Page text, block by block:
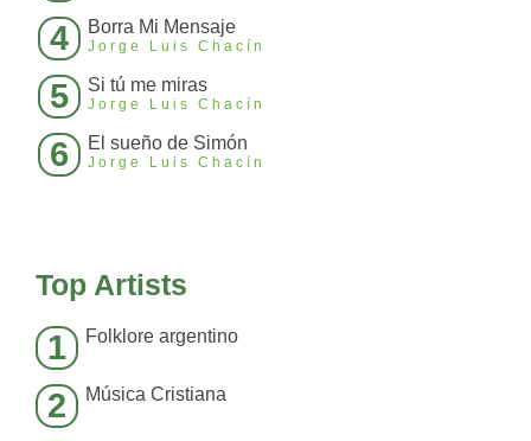
4 Borra Mi Mensaje
Jorge Luis Chacín
5 Si tú me miras
Jorge Luis Chacín
6 El sueño de Simón
Jorge Luis Chacín
Top Artists
1 Folklore argentino
2 Música Cristiana